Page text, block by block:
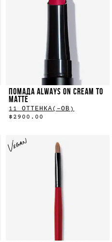
ПОМАДА ALWAYS ON CREAM TO
MATTE
11 ОТТЕНКА(-ОВ)
$2900.00